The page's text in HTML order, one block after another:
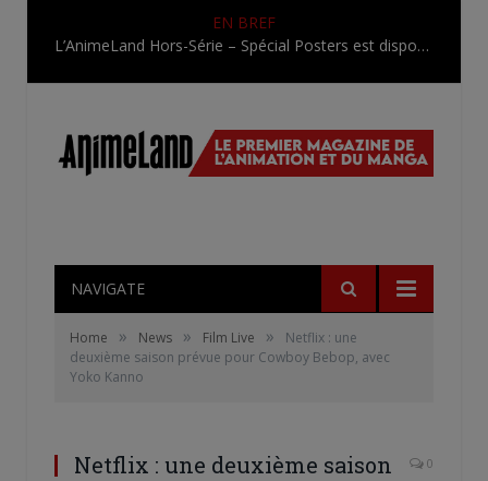
EN BREF
L’AnimeLand Hors-Série – Spécial Posters est disponible !
NAVIGATE
Home » News » Film Live »
Netflix : une
deuxième saison prévue pour Cowboy Bebop, avec
Yoko Kanno
Netflix : une deuxième saison
0